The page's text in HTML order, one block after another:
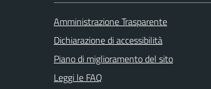
Amministrazione Trasparente
Dichiarazione di accessibilità
Piano di miglioramento del sito
Leggi le FAQ